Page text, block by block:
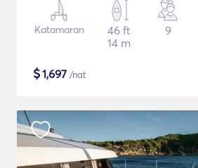
Katamaran
46 ft
14 m
9
$1,697 /nat